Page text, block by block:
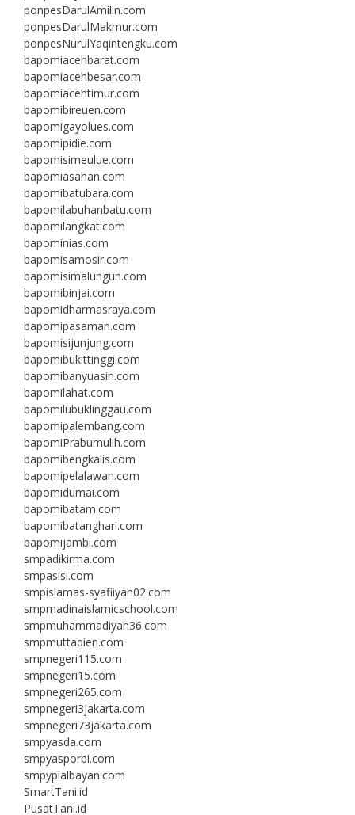
ponpesDarulAmilin.com
ponpesDarulMakmur.com
ponpesNurulYaqintengku.com
bapomiacehbarat.com
bapomiacehbesar.com
bapomiacehtimur.com
bapomibireuen.com
bapomigayolues.com
bapomipidie.com
bapomisimeulue.com
bapomiasahan.com
bapomibatubara.com
bapomilabuhanbatu.com
bapomilangkat.com
bapominias.com
bapomisamosir.com
bapomisimalungun.com
bapomibinjai.com
bapomidharmasraya.com
bapomipasaman.com
bapomisijunjung.com
bapomibukittinggi.com
bapomibanyuasin.com
bapomilahat.com
bapomilubuklinggau.com
bapomipalembang.com
bapomiPrabumulih.com
bapomibengkalis.com
bapomipelalawan.com
bapomidumai.com
bapomibatam.com
bapomibatanghari.com
bapomijambi.com
smpadikirma.com
smpasisi.com
smpislamas-syafiiyah02.com
smpmadinaislamicschool.com
smpmuhammadiyah36.com
smpmuttaqien.com
smpnegeri115.com
smpnegeri15.com
smpnegeri265.com
smpnegeri3jakarta.com
smpnegeri73jakarta.com
smpyasda.com
smpyasporbi.com
smpypialbayan.com
SmartTani.id
PusatTani.id